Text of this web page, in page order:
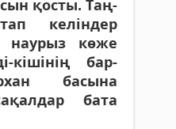
қосты. Таң­
келіндер
наурыз көже
кішінің бар­
басына
бата